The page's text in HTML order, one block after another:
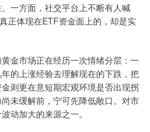
方面，社交平台上不断有人喊
正体现在ETF资金面上的，却是实
市场正在经历一次情绪分层：一
的上涨经验去理解现在的下跌，把
则更在意短期宏观环境是否出现拐
未缓解前，宁可先降低敞口。对市
动加大的来源之一。